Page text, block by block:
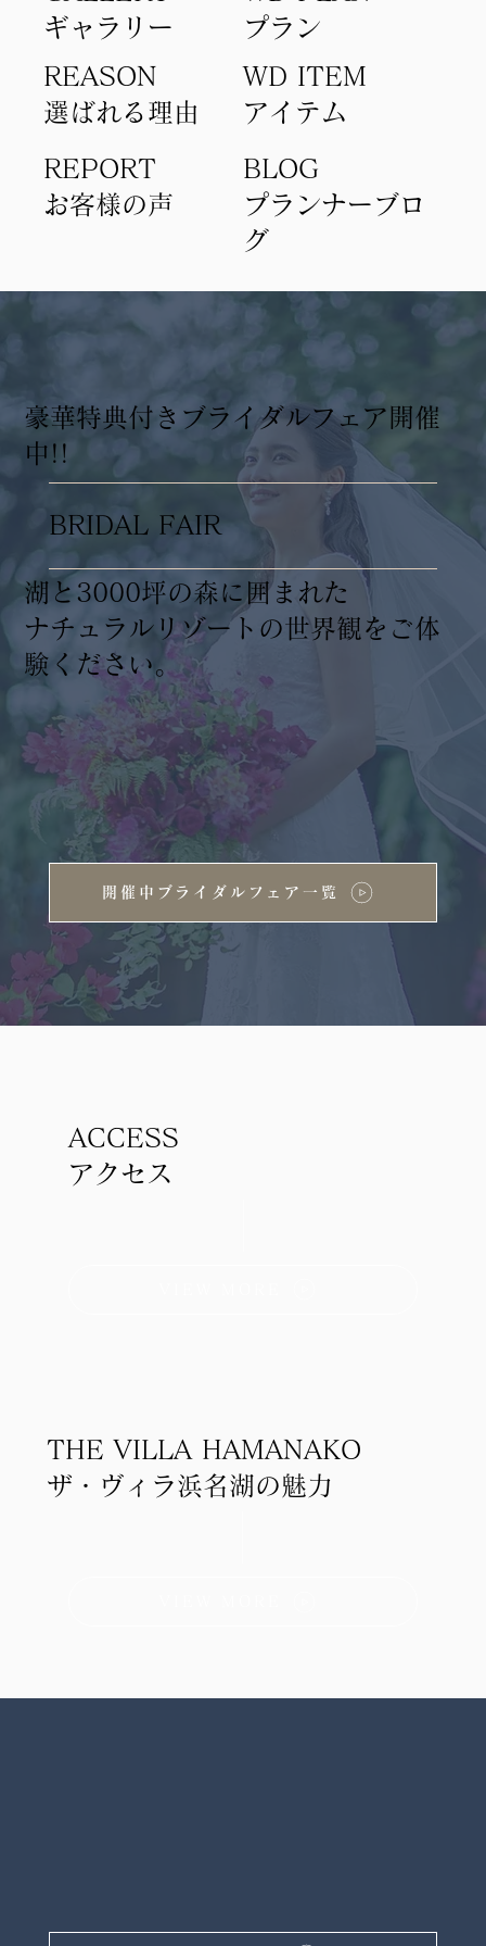
ACCESS
アクセス
THE VILLA HAMANAKO
ザ・ヴィラ浜名湖の魅力
​豪華特典付きブライダルフェア開催
中!!
BRIDAL FAIR
湖と3000坪の森に囲まれた
ナチュラルリゾートの世界観をご体
験ください。
開催中ブライダルフェア一覧
ギャラリー
​プランナーブロ
グ
BLOG
REPORT
​お客様の声
アイテム​
WD ITEM
選ばれる理由
REASON
​プラン